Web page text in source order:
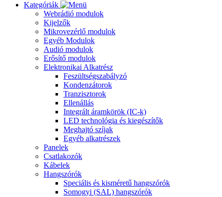
Kategóriák
Webrádió modulok
Kijelzők
Mikrovezérlő modulok
Egyéb Modulok
Audió modulok
Erősítő modulok
Elektronikai Alkatrész
Feszültségszabályzó
Kondenzátorok
Tranzisztorok
Ellenállás
Integrált áramkörök (IC-k)
LED technológia és kiegészítők
Meghajtó szíjak
Egyéb alkatrészek
Panelek
Csatlakozók
Kábelek
Hangszórók
Speciális és kisméretű hangszórók
Somogyi (SAL) hangszórók